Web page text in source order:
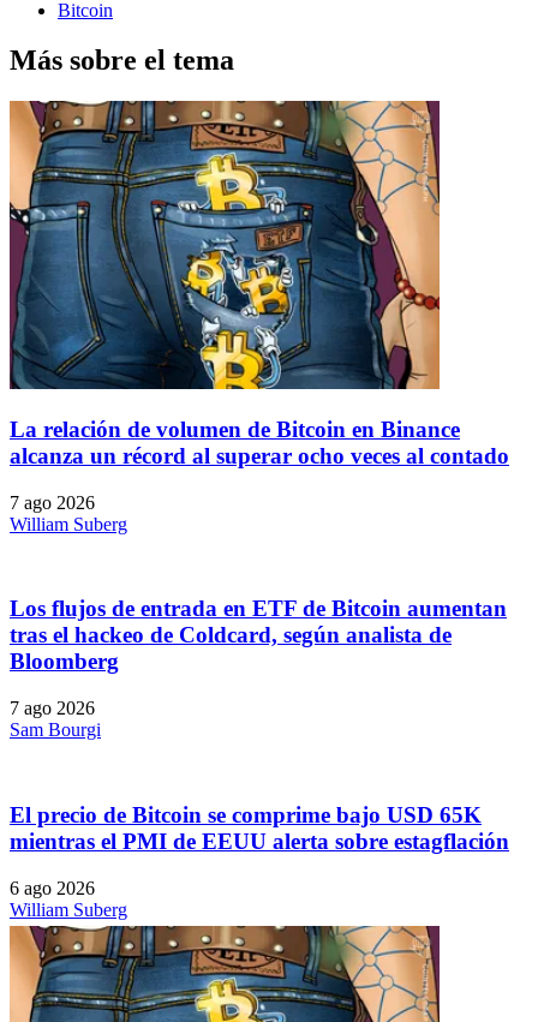
Bitcoin
Más sobre el tema
La relación de volumen de Bitcoin en Binance
alcanza un récord al superar ocho veces al contado
7 ago 2026
William Suberg
Los flujos de entrada en ETF de Bitcoin aumentan
tras el hackeo de Coldcard, según analista de
Bloomberg
7 ago 2026
Sam Bourgi
El precio de Bitcoin se comprime bajo USD 65K
mientras el PMI de EEUU alerta sobre estagflación
6 ago 2026
William Suberg